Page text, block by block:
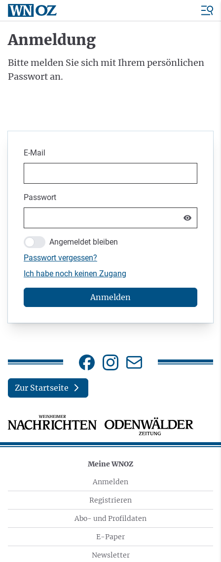
Anmeldung
Bitte melden Sie sich mit Ihrem persönlichen
Passwort an.
E-Mail
Passwort
Angemeldet bleiben
Passwort vergessen?
Ich habe noch keinen Zugang
Anmelden
Zur Startseite
Meine WNOZ
Anmelden
Registrieren
Abo- und Profildaten
E-Paper
Newsletter